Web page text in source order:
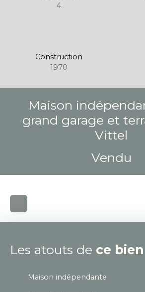
4
Construction
1970
Maison
grand garage et
Vittel
Vendu
Les atouts de ce bien
Maison indépendante